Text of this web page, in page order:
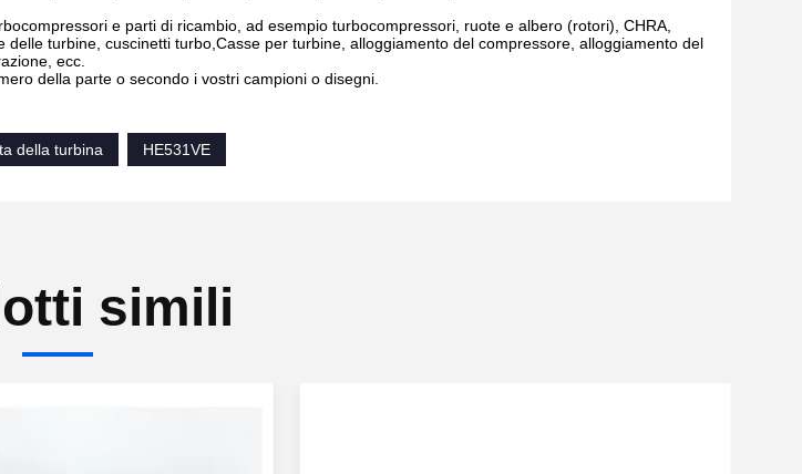
e parti di ricambio, ad esempio turbocompressori, ruote e albero (rotori), CHRA,
delle turbine, cuscinetti turbo,Casse per turbine, alloggiamento del compressore, alloggiamento del
ecc.
della parte o secondo i vostri campioni o disegni.
della turbina HE531VE
simili